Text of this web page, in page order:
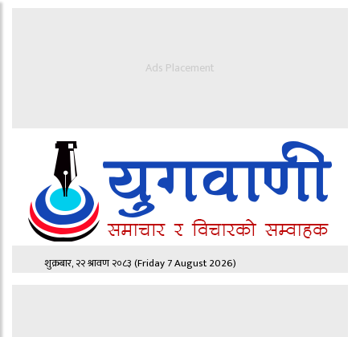
Ads Placement
शुक्रबार, २२ श्रावण २०८३(Friday 7 August 2026)